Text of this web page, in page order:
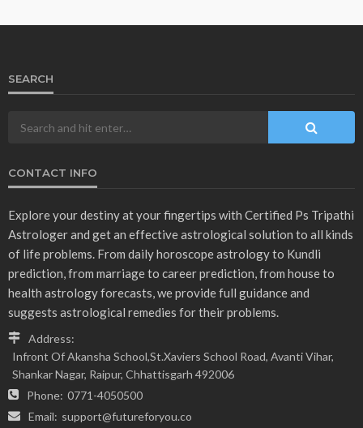
SEARCH
CONTACT INFO
Explore your destiny at your fingertips with Certified Ps Tripathi
Astrologer and get an effective astrological solution to all kinds
of life problems. From daily horoscope astrology to Kundli
prediction, from marriage to career prediction, from house to
health astrology forecasts, we provide full guidance and
suggests astrological remedies for their problems.
Address:
Infront Of Akansha School,St.Xaviers School Road, Avanti Vihar,
Shankar Nagar, Raipur, Chhattisgarh 492006
Phone: 0771-4050500
Email: support@futureforyou.co